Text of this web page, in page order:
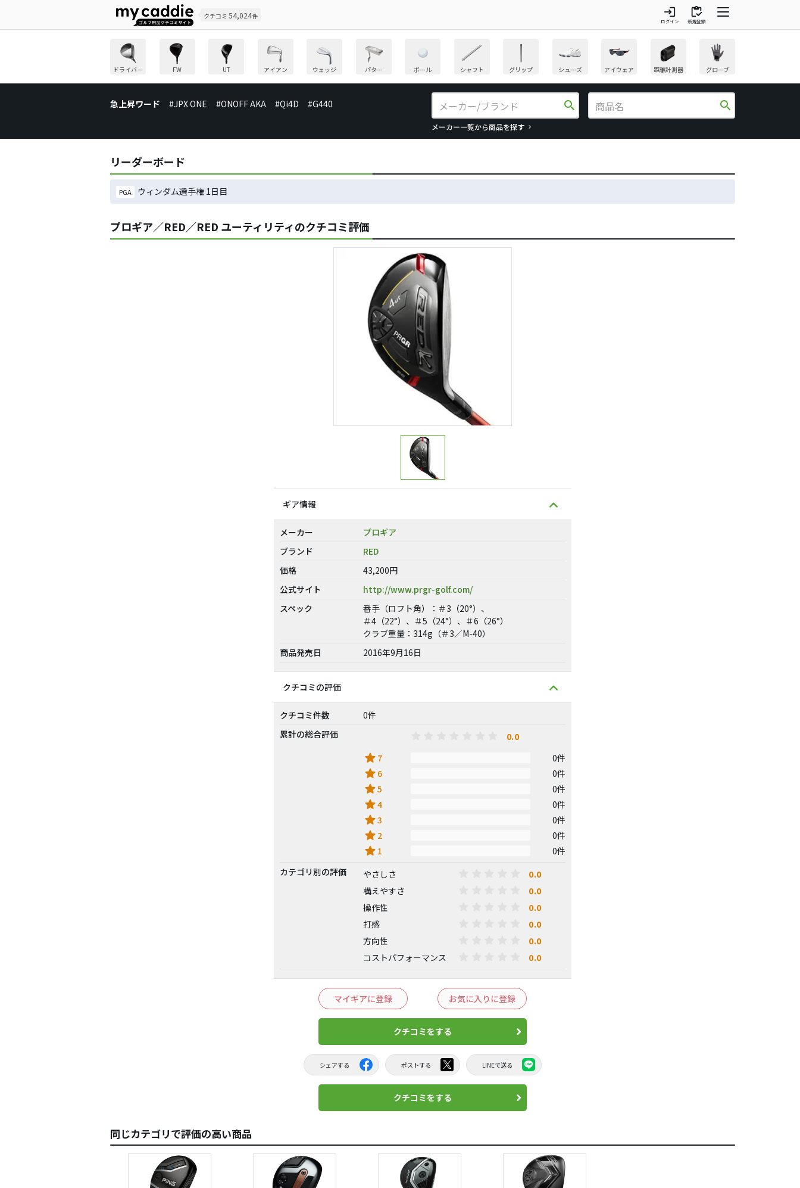
クチコミ 54,024件 login
ログイン
inventory
新規登録
ドライバー FW UT アイアン ウェッジ パター ボール シャフト グリップ シューズ アイウェア 距離計測器 グローブ
急上昇ワード #JPX ONE #ONOFF AKA #Qi4D #G440 search
メーカー一覧から商品を探す
search
リーダーボード
PGA ウィンダム選手権 1日目
プロギア／RED／RED ユーティリティのクチコミ評価
ギア情報
メーカー
プロギア
ブランド
RED
価格
43,200円
公式サイト
http://www.prgr-golf.com/
スペック
番手（ロフト角）：＃3（20°）、
＃4（22°）、＃5（24°）、＃6（26°）
クラブ重量：314g（＃3／M-40）
商品発売日
2016年9月16日
クチコミの評価
クチコミ件数
0件
累計の総合評価
0.0
star 7 0件
star 6 0件
star5 0件
star4 0件
star3 0件
star 2 0件
star 1
0件
カテゴリ別の評価
やさしさ 0.0
構えやすさ 0.0
操作性 0.0
打感 0.0
方向性 0.0
コストパフォーマンス 0.0
マイギアに登録 お気に入りに登録
クチコミをする
シェアする ポストする LINEで送る
クチコミをする
同じカテゴリで評価の高い商品